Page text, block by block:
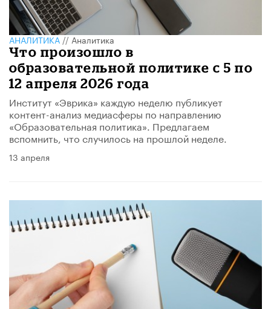
АНАЛИТИКА//Аналитика
Что произошло в
образовательной политике с 5 по
12 апреля 2026 года
Институт «Эврика» каждую неделю публикует
контент-анализ медиасферы по направлению
«Образовательная политика». Предлагаем
вспомнить, что случилось на прошлой неделе.
13 апреля